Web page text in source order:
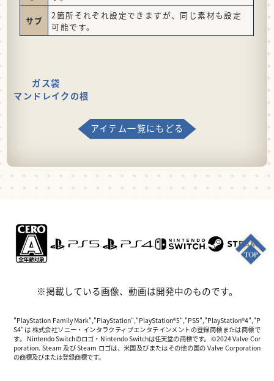
サブ
2箇所それぞれ設定できますが、同じ素材も設定
可能です。
ガス袋
マンドレイクの根
アイテム一覧にもどる
※掲載している画像、動画は開発中のものです。
"PlayStation Family Mark","PlayStation","PlayStation®5","PS5","PlayStation®4","P
S4"は 株式会社ソニー・インタラクティブエンタテインメントの登録商標または商標で
す。 Nintendo Switchのロゴ・Nintendo Switchは任天堂の商標です。 ©2024 Valve Cor
poration. Steam 及び Steam ロゴは、米国及びまたはその他の国の Valve Corporation
の商標及びまたは登録商標です。